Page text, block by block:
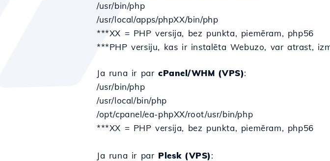
/usr/bin/php
/usr/local/apps/phpXX/bin/php
***XX = PHP versija, bez punkta, piemēram, php56
***PHP versiju, kas ir instalēta Webuzo, var atrast,
Ja runa ir par cPanel/WHM (VPS):
/usr/bin/php
/usr/local/bin/php
/opt/cpanel/ea-phpXX/root/usr/bin/php
***XX = PHP versija, bez punkta, piemēram, php56
Ja runa ir par Plesk (VPS):